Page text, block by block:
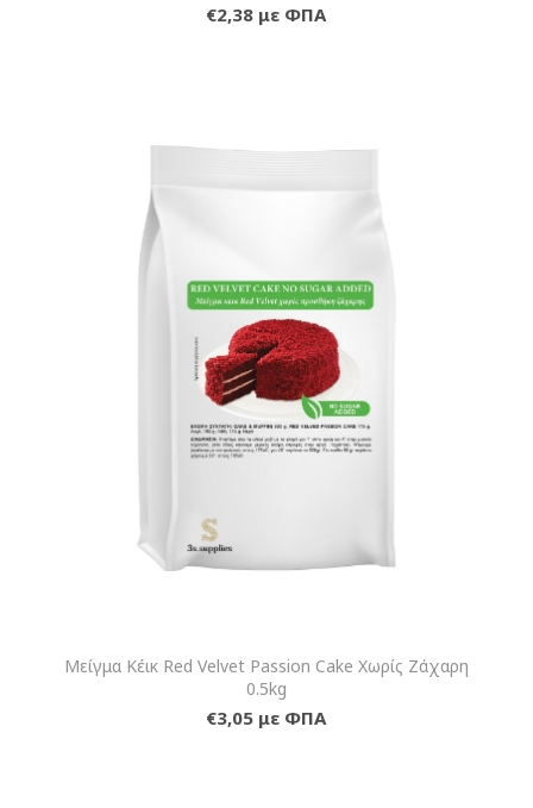
€2,38 με ΦΠΑ
Μείγμα Κέικ Red Velvet Passion Cake Χωρίς Ζάχαρη
0.5kg
€3,05 με ΦΠΑ